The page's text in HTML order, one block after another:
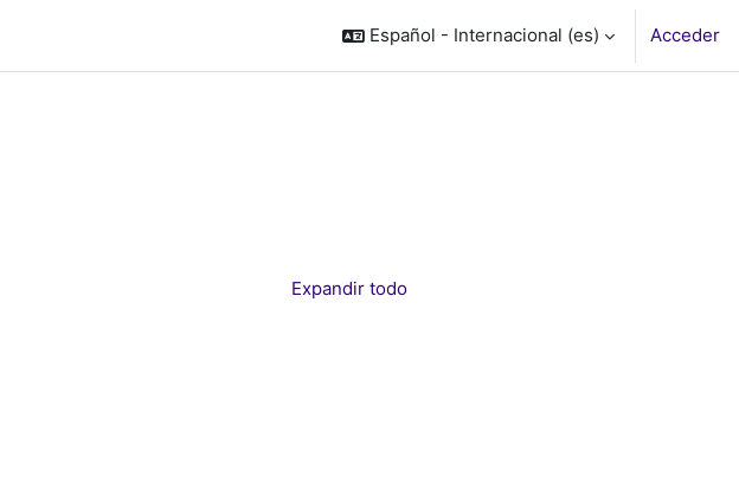
Español - Internacional ‎(es)‎ Acceder
cursos
Expandir todo